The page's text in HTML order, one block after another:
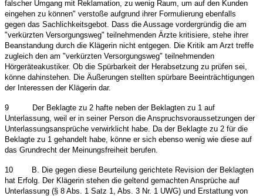
falscher Umgang mit Reklamation, zu wenig Raum, um auf den Kunden
eingehen zu können" verstoße aufgrund ihrer Formulierung ebenfalls
gegen das Sachlichkeitsgebot. Dass die Aussage vordergründig die am
"verkürzten Versorgungsweg" teilnehmenden Ärzte kritisiere, stehe ihrer
Beanstandung durch die Klägerin nicht entgegen. Die Kritik am Arzt treffe
zugleich den am "verkürzten Versorgungsweg" teilnehmenden
Hörgeräteakustiker. Ob die Spürbarkeit der Herabsetzung zu prüfen sei,
könne dahinstehen. Die Äußerungen stellten spürbare Beeinträchtigungen
der Interessen der Klägerin dar.
9
Der Beklagte zu 2 hafte neben der Beklagten zu 1 auf
Unterlassung, weil er in seiner Person die Anspruchsvoraussetzungen der
Unterlassungsansprüche verwirklicht habe. Da der Beklagte zu 2 für die
Beklagte zu 1 gehandelt habe, könne er sich ebenso wenig wie diese auf
das Grundrecht der Meinungsfreiheit berufen.
10
B. Die gegen diese Beurteilung gerichtete Revision der Beklagten
hat Erfolg. Der Klägerin stehen die geltend gemachten Ansprüche auf
Unterlassung (§ 8 Abs. 1 Satz 1, Abs. 3 Nr. 1 UWG) und Erstattung von